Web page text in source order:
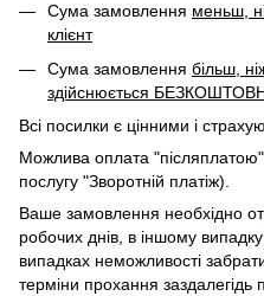
Сума замовлення меньш,
клієнт
Сума замовлення більш,
здійснюється
Всі посилки є цінними і
Можлива оплата
послугу "Зворотній платіж).
Ваше замовлення необхідно
робочих днів, в іншому
випадках неможливості
терміни прохання